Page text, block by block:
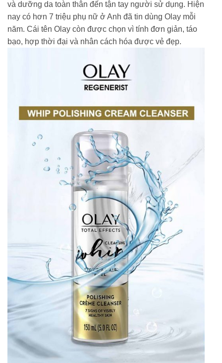
và dưỡng da toàn thân đến tận tay người sử dụng. Hiện
nay có hơn 7 triệu phụ nữ ở Anh đã tin dùng Olay mỗi
năm. Cái tên Olay còn được chọn vì tính đơn giản, táo
bạo, hợp thời đại và nhân cách hóa được vẻ đẹp.